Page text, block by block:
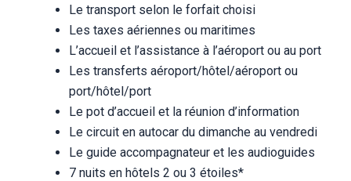
Le transport selon le forfait choisi
Les taxes aériennes ou maritimes
L’accueil et l’assistance à l’aéroport ou au port
Les transferts aéroport/hôtel/aéroport ou
port/hôtel/port
Le pot d’accueil et la réunion d’information
Le circuit en autocar du dimanche au vendredi
Le guide accompagnateur et les audioguides
7 nuits en hôtels 2 ou 3 étoiles*